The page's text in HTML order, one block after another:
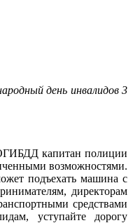
день инвалидов 3
капитан полиции
возможностями.
подъехать машина с
директорам
средствами
уступайте дорогу